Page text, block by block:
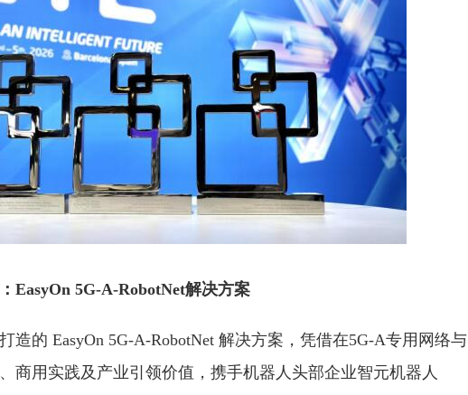
EasyOn 5G-A-RobotNet解决方案
造的 EasyOn 5G-A-RobotNet 解决方案，凭借在5G-A专用网络与
商用实践及产业引领价值，携手机器人头部企业智元机器人